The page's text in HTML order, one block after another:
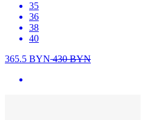
35
36
38
40
365.5 BYN430BYN